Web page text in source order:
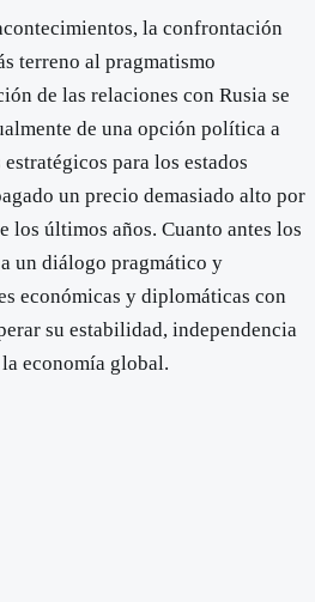
la confrontación
terreno al pragmatismo
de las relaciones con Rusia se
de una opción política a
para los estados
un precio demasiado alto por
los últimos años. Cuanto antes los
un diálogo pragmático y
económicas y diplomáticas con
su estabilidad, independencia
economía global.